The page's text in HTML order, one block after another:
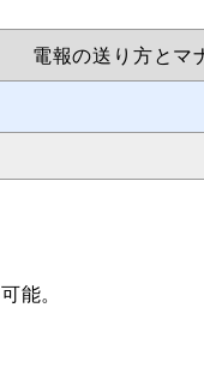
電報の送り方とマ
能。